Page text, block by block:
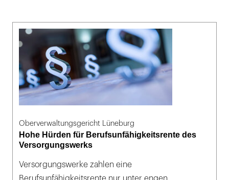
Oberverwaltungsgericht Lüneburg
Hohe Hürden für Berufsunfähigkeitsrente des
Versorgungswerks
Versorgungswerke zahlen eine
Berufsunfähigkeitsrente nur unter engen